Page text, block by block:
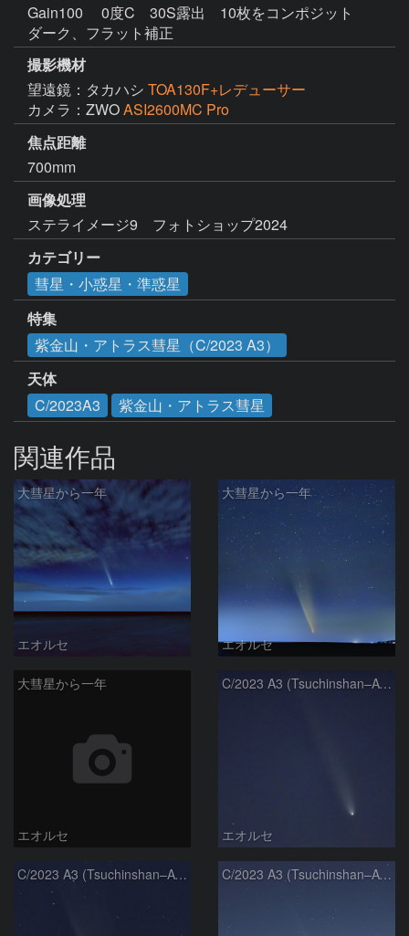
Gain100 0度C 30S露出 10枚をコンポジット
ダーク、フラット補正
撮影機材
望遠鏡：タカハシ TOA130F+レデューサー
カメラ：ZWOASI2600MC Pro
焦点距離
700mm
画像処理
ステライメージ9　フォトショップ2024
カテゴリー
彗星・小惑星・準惑星
特集
紫金山・アトラス彗星（C/2023 A3）
天体
C/2023A3
紫金山・アトラス彗星
関連作品
大彗星から一年
エオルセ
大彗星から一年
エオルセ
大彗星から一年
エオルセ
C/2023 A3 (Tsuchinshan–ATLAS)
エオルセ
C/2023 A3 (Tsuchinshan–ATLAS) C/2023 A3 (Tsuchinshan–ATLAS)